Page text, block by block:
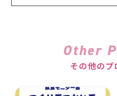
Other
その他のプ